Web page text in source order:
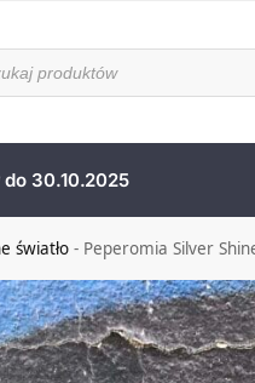
do 30.10.2025
światło - Peperomia Silver